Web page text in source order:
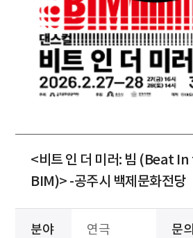
<비트 인 더 미러: 빔 (Beat
BIM)> -공주시 백제문화전당
분야 연극 문의